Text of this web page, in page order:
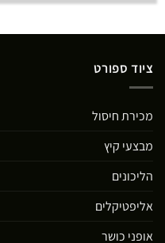
ציוד ספורט
מכירת חיסול
מבצעי קיץ
הליכונים
אליפטיקלים
אופני כושר